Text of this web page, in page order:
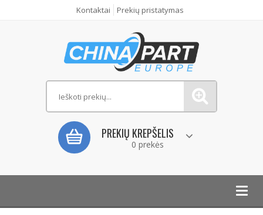
Kontaktai Prekių pristatymas
PREKIŲ KREPŠELIS
0 prekės